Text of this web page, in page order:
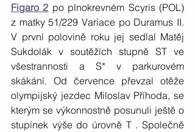
Figaro 2 po plnokrevném Scyris (POL)
z matky 51/229 Variace po Duramus II.
V první polovině roku jej sedlal Matěj
Sukdolák v soutěžích stupně ST ve
všestrannosti a S* v parkurovém
skákání. Od července převzal otěže
olympijský jezdec Miloslav Příhoda, se
kterým se výkonnostně posunuli ještě o
stupínek výše do úrovně T . Společně